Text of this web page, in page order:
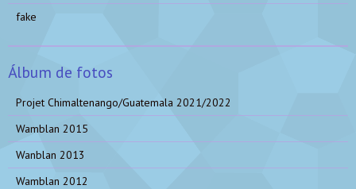
fake
Álbum de fotos
Projet Chimaltenango/Guatemala 2021/2022
Wamblan 2015
Wanblan 2013
Wamblan 2012